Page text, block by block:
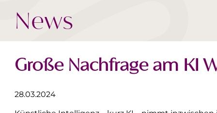
News
Große Nachfrage am KI
28.03.2024